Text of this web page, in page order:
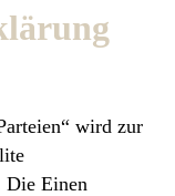
wird zur
Einen